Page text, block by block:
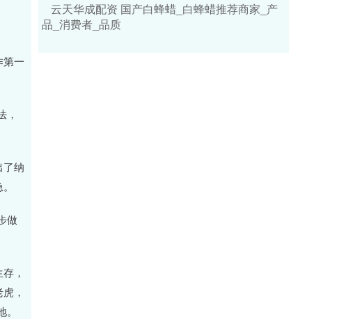
第一
，
了纳
做
，
，
云天华成配资 国产白蜂蜡_白蜂蜡推荐商家_产
品_消费者_品质